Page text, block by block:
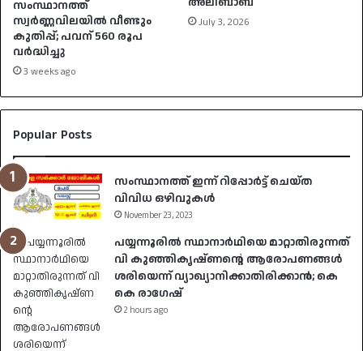
സംസ്ഥാനത്ത്
സ്വർണ്ണവിലയിൽ വീണ്ടും
കുതിപ്പ്; പവന് 560 രൂപ
വർദ്ധിച്ചു
3 weeks ago
July 3, 2026
Popular Posts
സംസ്ഥാനത്ത് ഇന്ന് റിപ്പോർട്ട് ചെയ്ത
വിവിധ ഒഴിവുകൾ
November 23, 2023
പയ്യന്നൂരിൽ സ്ഥാനാർഥിയെ മാറ്റാതിരുന്നത്
വി കുഞ്ഞികൃഷ്ണന്റെ ആരോപണങ്ങൾ
ശരിയെന്ന് വ്യാഖ്യാനിക്കാതിരിക്കാൻ; കെ
കെ രാഗേഷ്
2 hours ago